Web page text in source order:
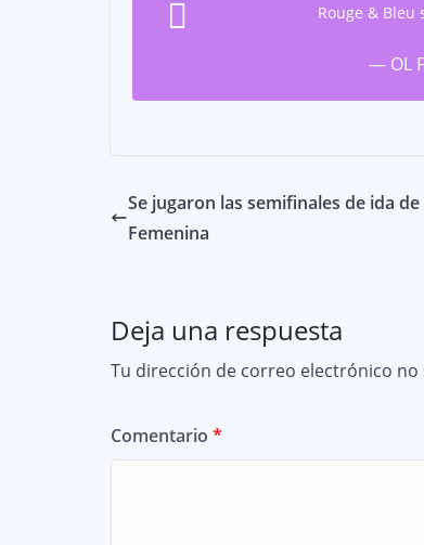
Rouge &
— OL
Se jugaron las semifinales de ida de
Femenina
Deja una respuesta
Tu dirección de correo electrónico no
Comentario *